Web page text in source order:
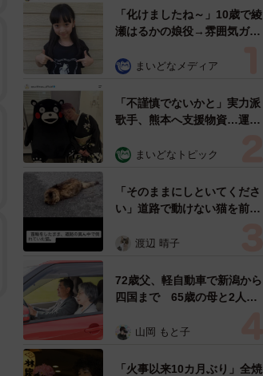
「化けましたね～」10歳で綾
瀬はるかの娘役→雰囲気ガラ
雰囲気が」「宝塚に入れそ
まいどなメディア
「不謹慎でないかと」実力派
歌手、熊本へ支援物資…運搬
めらい 「痛いほど伝わる」
まいどなトピック
「そのままにしといてくださ
い」道路で動けない猫を前に
ようとした4日間 「命の重
表の訴え
渡辺 晴子
72歳父、軽自動車で新潟から
四国まで 65歳の母と2人で
憩まで分刻み… 「大学生で
山岡 もと子
「火事以来10カ月ぶり」全焼